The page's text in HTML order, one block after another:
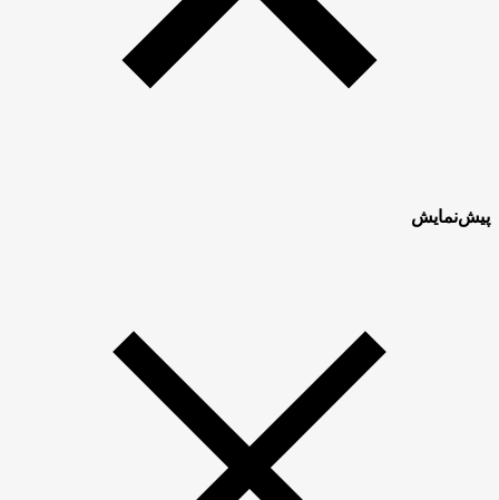
پیش‌نمایش